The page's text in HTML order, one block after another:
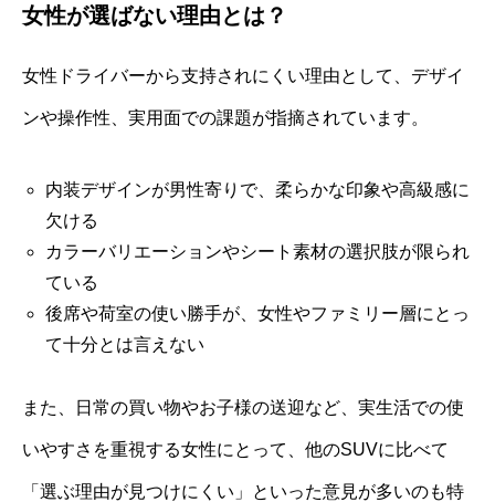
女性が選ばない理由とは？
女性ドライバーから支持されにくい理由として、デザイ
ンや操作性、実用面での課題が指摘されています。
内装デザインが男性寄りで、柔らかな印象や高級感に
欠ける
カラーバリエーションやシート素材の選択肢が限られ
ている
後席や荷室の使い勝手が、女性やファミリー層にとっ
て十分とは言えない
また、日常の買い物やお子様の送迎など、実生活での使
いやすさを重視する女性にとって、他のSUVに比べて
「選ぶ理由が見つけにくい」といった意見が多いのも特